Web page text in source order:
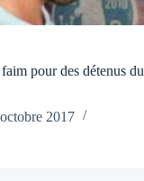
pour des détenus du
2017